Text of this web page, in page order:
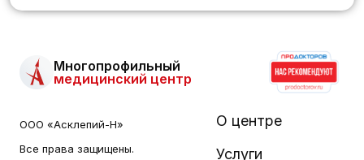
Многопрофильный
медицинский центр
ООО «Асклепий-Н»
Все права защищены.
О центре
Услуги